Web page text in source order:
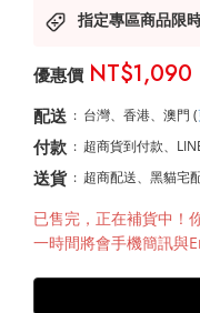
指定專區商品限
NT$1,090
配送 : 台灣、香港、澳門 (
付款 : 超商貨到付款、
送貨 : 超商配送、黑貓宅
售完